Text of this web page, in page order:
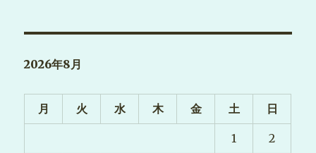
2026年8月
月 火 水 木 金 土 日
1 2